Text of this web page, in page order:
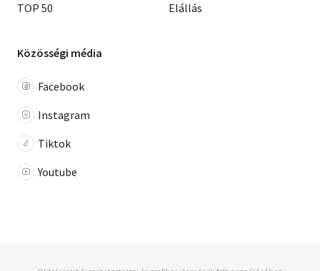
TOP 50
Elállás
Közösségi média
Facebook
Instagram
Tiktok
Youtube